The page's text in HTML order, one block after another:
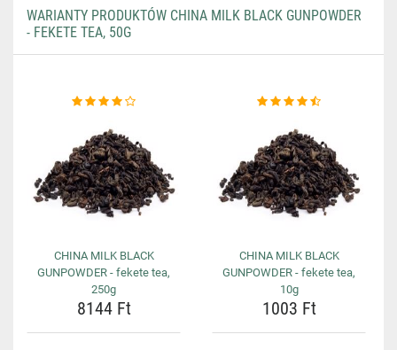
WARIANTY PRODUKTÓW CHINA MILK BLACK GUNPOWDER
- FEKETE TEA, 50G
CHINA MILK BLACK
GUNPOWDER - fekete tea,
250g
8144 Ft
CHINA MILK BLACK
GUNPOWDER - fekete tea,
10g
1003 Ft